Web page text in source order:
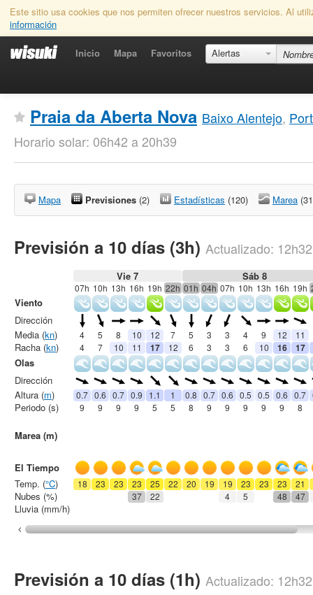
Este sitio usa cookies que nos permiten ofrecer nuestros servicios. Al
información
Inicio Mapa Favoritos Alertas
Praia da Aberta Nova Baixo Alentejo,
Horario solar: 06h42 a 20h39
Mapa Previsiones (2) Estadísticas (120) Marea
Previsión a 10 días (3h) Actualizado: 12h32
Vie 7 Sáb 8
07h 10h 13h 16h 19h 22h 01h 04h 07h 10h 13h 16h 19h
4 5 8 10 12 7 5 3 3 4 9 12
11
4
7 10 11 17 12 6 3 3 6 10 16 17
0.7 0.6 0.7 0.9 1.1 1 0.8 0.7 0.6 0.5 0.5 0.6 0.7
9
9 9 9 5 5 8 9 9 9 9 9 8
18 23 23 23 25 22 20 19 19 23 23 23
21
37
22 4 5 48 47
Viento
Dirección
Media (kn)
Racha (kn)
Olas
Dirección
Altura (m)
Periodo (s)
Marea (m)
El Tiempo
Temp. (°C)
Nubes (%)
Lluvia (mm/h)
Previsión a 10 días (1h) Actualizado: 12h32